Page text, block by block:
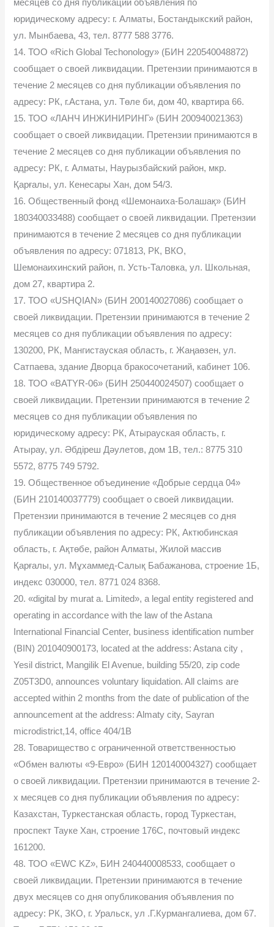
месяцев со дня публикации объявления по
юридическому адресу: г. Алматы, Бостандыкский район,
ул. Мынбаева, 43, тел. 8777 588 3776.
14. ТОО «Rich Global Techonology» (БИН 220540048872)
сообщает о своей ликвидации. Претензии принимаются в
течение 2 месяцев со дня публикации объявления по
адресу: РК, г.Астана, ул. Төле би, дом 40, квартира 66.
15. ТОО «ЛАНЧ ИНЖИНИРИНГ» (БИН 200940021363)
сообщает о своей ликвидации. Претензии принимаются в
течение 2 месяцев со дня публикации объявления по
адресу: РК, г. Алматы, Наурызбайский район, мкр.
Қарғалы, ул. Кенесары Хан, дом 54/3.
16. Общественный фонд «Шемонаиха-Болашақ» (БИН
180340033488) сообщает о своей ликвидации. Претензии
принимаются в течение 2 месяцев со дня публикации
объявления по адресу: 071813, РК, ВКО,
Шемонаихинский район, п. Усть-Таловка, ул. Школьная,
дом 27, квартира 2.
17. ТОО «USHQIAN» (БИН 200140027086) сообщает о
своей ликвидации. Претензии принимаются в течение 2
месяцев со дня публикации объявления по адресу:
130200, РК, Мангистауская область, г. Жаңаөзен, ул.
Сатпаева, здание Дворца бракосочетаний, кабинет 106.
18. ТОО «BATYR-06» (БИН 250440024507) сообщает о
своей ликвидации. Претензии принимаются в течение 2
месяцев со дня публикации объявления по
юридическому адресу: РК, Атырауская область, г.
Атырау, ул. Әбдіреш Дәулетов, дом 1В, тел.: 8775 310
5572, 8775 749 5792.
19. Общественное объединение «Добрые сердца 04»
(БИН 210140037779) сообщает о своей ликвидации.
Претензии принимаются в течение 2 месяцев со дня
публикации объявления по адресу: РК, Актюбинская
область, г. Ақтөбе, район Алматы, Жилой массив
Қарғалы, ул. Мұхаммед-Салық Бабажанова, строение 1Б,
индекс 030000, тел. 8771 024 8368.
20. «digital by murat a. Limited», a legal entity registered and
operating in accordance with the law of the Astana
International Financial Center, business identification number
(BIN) 201040900173, located at the address: Astana city ,
Yesil district, Mangilik El Avenue, building 55/20, zip code
Z05T3D0, announces voluntary liquidation. All claims are
accepted within 2 months from the date of publication of the
announcement at the address: Almaty city, Sayran
microdistrict,14, office 404/1B
28. Товарищество с ограниченной ответственностью
«Обмен валюты «9-Евро» (БИН 120140004327) сообщает
о своей ликвидации. Претензии принимаются в течение 2-
х месяцев со дня публикации объявления по адресу:
Казахстан, Туркестанская область, город Туркестан,
проспект Тауке Хан, строение 176С, почтовый индекс
161200.
48. ТОО «EWC KZ», БИН 240440008533, сообщает о
своей ликвидации. Претензии принимаются в течение
двух месяцев со дня опубликования объявления по
адресу: РК, ЗКО, г. Уральск, ул .Г.Курмангалиева, дом 67.